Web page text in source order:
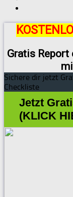
Gratis
Sichere dir jetzt
Checkliste
Jetzt
(KLICK